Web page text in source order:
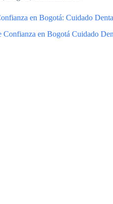
en Bogotá: Cuidado